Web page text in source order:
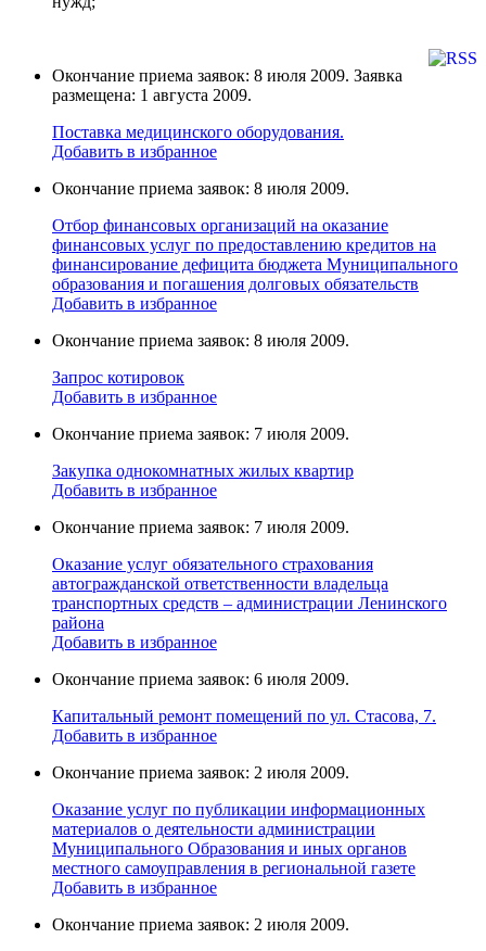
Окончание приема заявок: 8 июля 2009. Заявка
размещена: 1 августа 2009.
Поставка медицинского оборудования.
Добавить в избранное
Окончание приема заявок: 8 июля 2009.
Отбор финансовых организаций на оказание
финансовых услуг по предоставлению кредитов на
финансирование дефицита бюджета Муниципального
образования и погашения долговых обязательств
Добавить в избранное
Окончание приема заявок: 8 июля 2009.
Запрос котировок
Добавить в избранное
Окончание приема заявок: 7 июля 2009.
Закупка однокомнатных жилых квартир
Добавить в избранное
Окончание приема заявок: 7 июля 2009.
Оказание услуг обязательного страхования
автогражданской ответственности владельца
транспортных средств – администрации Ленинского
района
Добавить в избранное
Окончание приема заявок: 6 июля 2009.
Капитальный ремонт помещений по ул. Стасова, 7.
Добавить в избранное
Окончание приема заявок: 2 июля 2009.
Оказание услуг по публикации информационных
материалов о деятельности администрации
Муниципального Образования и иных органов
местного самоуправления в региональной газете
Добавить в избранное
Окончание приема заявок: 2 июля 2009.